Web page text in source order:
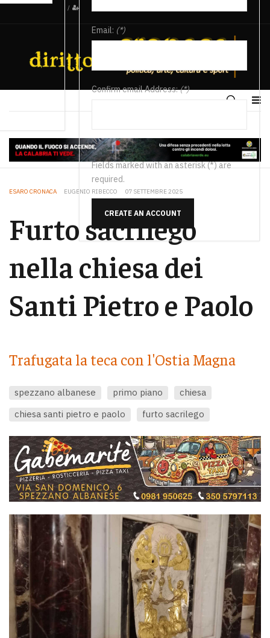
/
Email: (*)
Confirm email Address:(*)
Fields marked with an asterisk (*) are
required.
CREATE AN ACCOUNT
ESARO CRONACA EUGENIO RIBECCO 07 SETTEMBRE 2025
Furto sacrilego
nella chiesa dei
Santi Pietro e Paolo
Trafugata la teca con l'Ostia Magna
spezzano albanese primo piano
chiesa
chiesa santi pietro e paolo
furto sacrilego